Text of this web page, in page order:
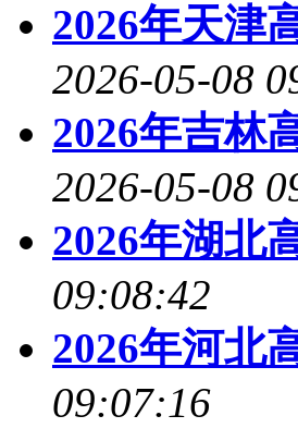
2026年天津
2026-05-08
2026年吉林
2026-05-08
2026年湖北
09:08:42
2026年河北
09:07:16